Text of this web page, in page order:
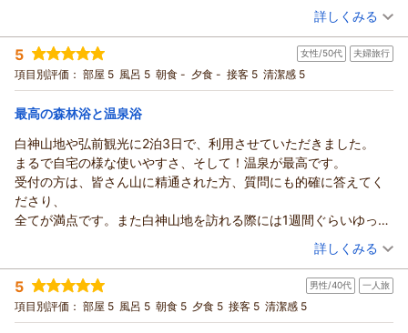
（投稿日：2026/05/06）
宿泊時期： 2026年05月宿泊 (夫婦旅行)
投稿者： トモ01さん
宿泊プラン： 【家族旅行応援／素泊まり】人気の観光地へお出かけ派？ それ
とも温泉にゆっくり浸かって長期滞在派？
和室 食事なし
宿泊価格帯： 8,001～9,000円(大人一人あたり/税込)
グリーンパーク もりのいずみからの返信
ご利用頂き、誠にありがとうございました。
シーズン的には新緑の始まりで白神山地も堪能して頂ければ良
かったのですが、
昨年の大雪で現在まだ散策道が解放されておりませんが、今月
ぜひ今度は白神山地にも足を運んで頂けたら幸いです。
秋の紅葉も見ごたえ十分ですので、またのご利用をお待ちして
おります。
（返信日：2026/05/08）
詳しくみる
5 女性/50代 夫婦旅行
項目別評価： 部屋 5 風呂 5 朝食 - 夕食 - 接客 5 清潔感 5
最高の森林浴と温泉浴
白神山地や弘前観光に2泊3日で、利用させていただきました。
まるで自宅の様な使いやすさ、そして！温泉が最高です。
受付の方は、皆さん山に精通された方、質問にも的確に答えてく
ださり、
全てが満点です。また白神山地を訪れる際には1週間ぐらいゆっく
（投稿日：2025/11/04）
宿泊時期： 2025年11月宿泊 (夫婦旅行)
投稿者： めがねさん
宿泊プラン： 【家族旅行応援／素泊まり】人気の観光地へお出かけ派？ それ
とも温泉にゆっくり浸かって長期滞在派？
和室 食事なし
詳しくみる
5 男性/40代 一人旅
項目別評価： 部屋 5 風呂 5 朝食 5 夕食 5 接客 5 清潔感 5